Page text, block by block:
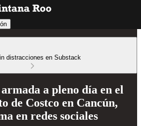
distracciones en Substack
a pleno día en el
de Costco en Cancún,
en redes sociales